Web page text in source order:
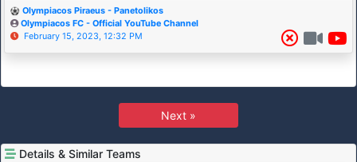
Olympiacos Piraeus - Panetolikos
Olympiacos FC - Official YouTube Channel
February 15, 2023, 12:32 PM
Next »
Details & Similar Teams